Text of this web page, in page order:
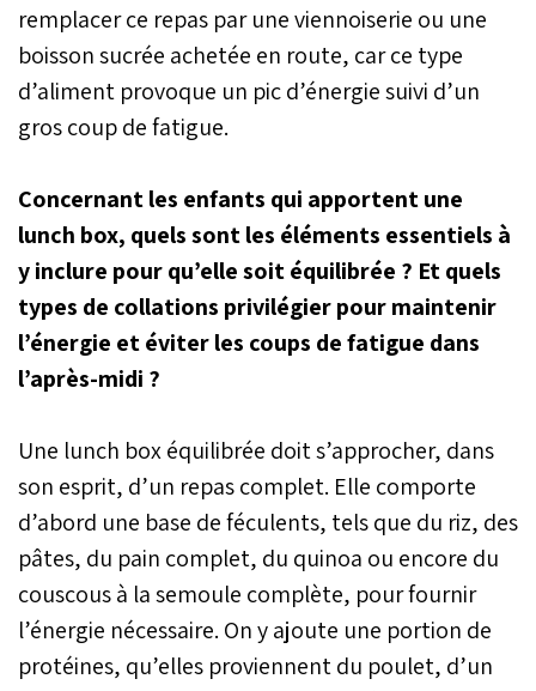
remplacer ce repas par une viennoiserie ou une
boisson sucrée achetée en route, car ce type
d’aliment provoque un pic d’énergie suivi d’un
gros coup de fatigue.
Concernant les enfants qui apportent une
lunch box, quels sont les éléments essentiels à
y inclure pour qu’elle soit équilibrée ? Et quels
types de collations privilégier pour maintenir
l’énergie et éviter les coups de fatigue dans
l’après-midi ?
Une lunch box équilibrée doit s’approcher, dans
son esprit, d’un repas complet. Elle comporte
d’abord une base de féculents, tels que du riz, des
pâtes, du pain complet, du quinoa ou encore du
couscous à la semoule complète, pour fournir
l’énergie nécessaire. On y ajoute une portion de
protéines, qu’elles proviennent du poulet, d’un